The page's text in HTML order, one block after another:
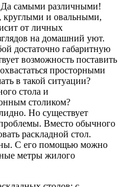
самыми различными!
и овальными,
от личных
на домашний уют.
достаточно габаритную
возможность поставить
просторными
в такой ситуации?
стола и
столиком?
Но существует
Вместо обычного
раскладной стол.
С его помощью можно
метры жилого